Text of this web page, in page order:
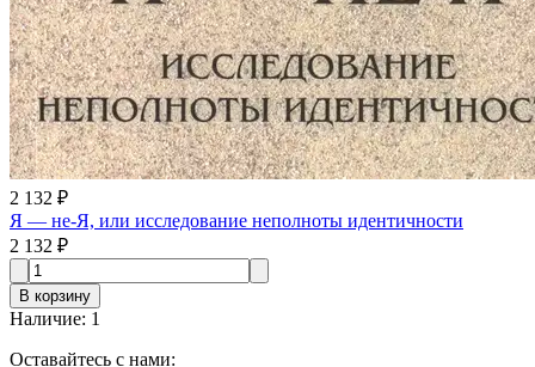
2 132 ₽
Я — не-Я, или исследование неполноты идентичности
2 132 ₽
В корзину
Наличие: 1
Оставайтесь с нами: